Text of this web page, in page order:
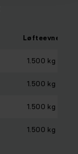
Løfteevne
1.500 kg
1.500 kg
1.500 kg
1.500 kg